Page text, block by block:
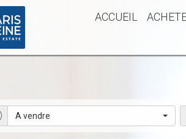
ACCUEIL
A vendre